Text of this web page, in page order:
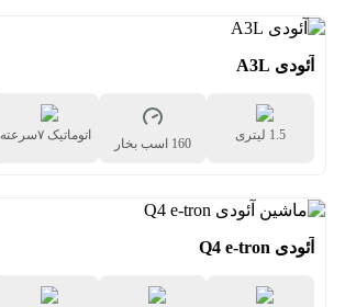
آئودی A3L
1.5 لیتری
160 اسب بخار
اتوماتیک ۷سرعته
آئودی Q4 e-tron